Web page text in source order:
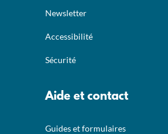
Newsletter
Accessibilité
Sécurité
Aide et contact
Guides et formulaires